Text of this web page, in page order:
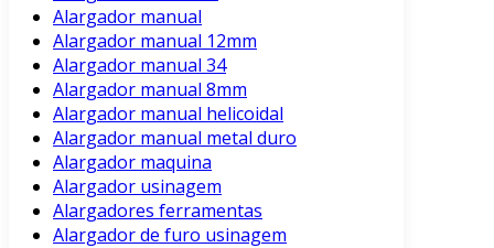
Alargador manual
Alargador manual 12mm
Alargador manual 34
Alargador manual 8mm
Alargador manual helicoidal
Alargador manual metal duro
Alargador maquina
Alargador usinagem
Alargadores ferramentas
Alargador de furo usinagem